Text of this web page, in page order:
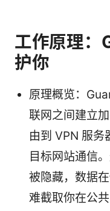
工作原理：
护你
原理概览：
联网之间建立
由到 VPN 服务
目标网站通信
被隐藏，数据
难截取你在公